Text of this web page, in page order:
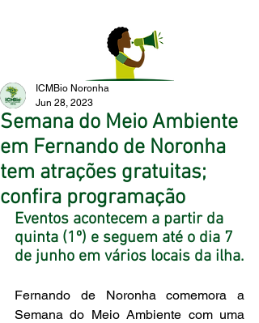
Semana do Meio Ambiente
em Fernando de Noronha
tem atrações gratuitas;
confira programação
ICMBio Noronha
Jun 28, 2023
Eventos acontecem a partir da
quinta (1º) e seguem até o dia 7
de junho em vários locais da ilha.
Fernando de Noronha comemora a
Semana do Meio Ambiente com uma